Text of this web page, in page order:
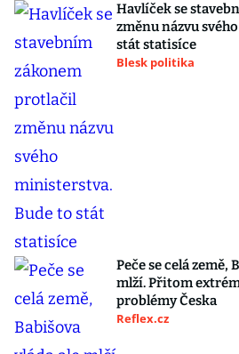
Havlíček se
změnu názvu
stát statisíce
Blesk politika
Peče se celá země,
mlží. Přitom
problémy Česka
Reflex.cz